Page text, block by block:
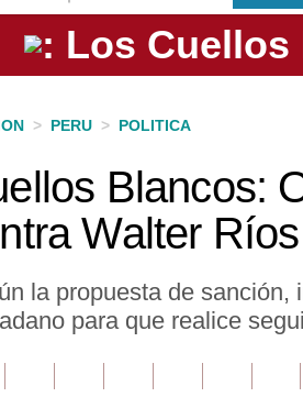
> PERU > POLITICA
Blancos:
Walter
la propuesta de
para que realice